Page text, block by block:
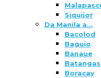
Siquijor
Da Manila a…
Bacolod
Baguio
Banaue
Batangas
Boracay